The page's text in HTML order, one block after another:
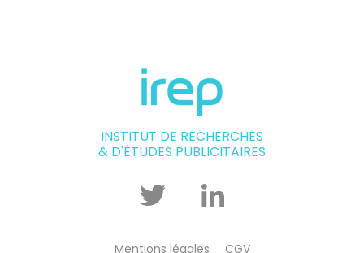
INSTITUT DE RECHERCHES
& D'ÉTUDES PUBLICITAIRES
Twitter Linkedin
Mentions légales CGV